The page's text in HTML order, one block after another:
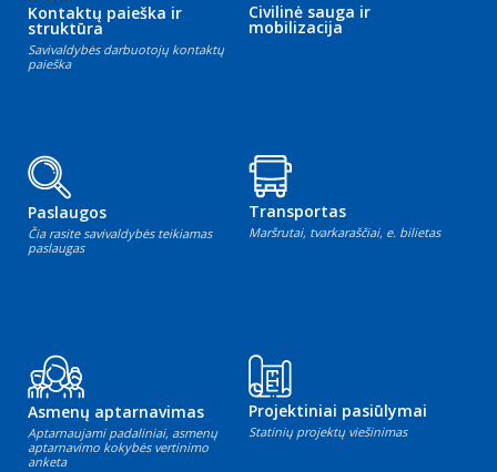
Kontaktų paieška ir
struktūra
Savivaldybės darbuotojų kontaktų
paieška
Civilinė sauga ir
mobilizacija
Paslaugos
Čia rasite savivaldybės teikiamas
paslaugas
Transportas
Maršrutai, tvarkaraščiai, e. bilietas
Asmenų aptarnavimas
Aptarnaujami padaliniai, asmenų
aptarnavimo kokybės vertinimo
anketa
Projektiniai pasiūlymai
Statinių projektų viešinimas